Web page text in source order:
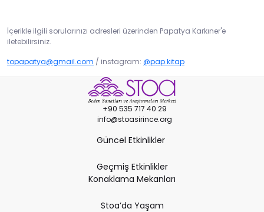
İçerikle ilgili sorularınızı adresleri üzerinden Papatya Karkıner'e
iletebilirsiniz.
topapatya@gmail.com / instagram: @pap.kitap
+90 535 717 40 29
info@stoasirince.org
Güncel Etkinlikler
Geçmiş Etkinlikler
Konaklama Mekanları
Stoa’da Yaşam